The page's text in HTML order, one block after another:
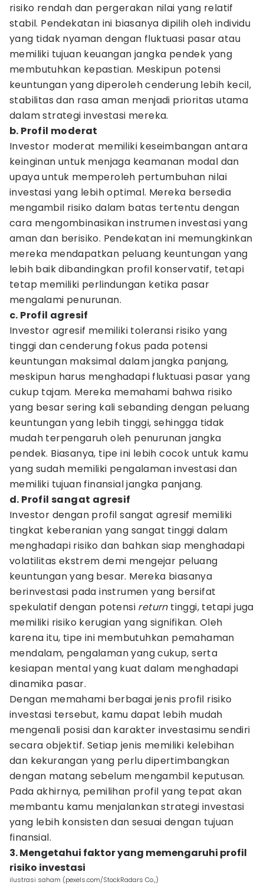
risiko rendah dan pergerakan nilai yang relatif
stabil. Pendekatan ini biasanya dipilih oleh individu
yang tidak nyaman dengan fluktuasi pasar atau
memiliki tujuan keuangan jangka pendek yang
membutuhkan kepastian. Meskipun potensi
keuntungan yang diperoleh cenderung lebih kecil,
stabilitas dan rasa aman menjadi prioritas utama
dalam strategi investasi mereka.
b. Profil moderat
Investor moderat memiliki keseimbangan antara
keinginan untuk menjaga keamanan modal dan
upaya untuk memperoleh pertumbuhan nilai
investasi yang lebih optimal. Mereka bersedia
mengambil risiko dalam batas tertentu dengan
cara mengombinasikan instrumen investasi yang
aman dan berisiko. Pendekatan ini memungkinkan
mereka mendapatkan peluang keuntungan yang
lebih baik dibandingkan profil konservatif, tetapi
tetap memiliki perlindungan ketika pasar
mengalami penurunan.
c. Profil agresif
Investor agresif memiliki toleransi risiko yang
tinggi dan cenderung fokus pada potensi
keuntungan maksimal dalam jangka panjang,
meskipun harus menghadapi fluktuasi pasar yang
cukup tajam. Mereka memahami bahwa risiko
yang besar sering kali sebanding dengan peluang
keuntungan yang lebih tinggi, sehingga tidak
mudah terpengaruh oleh penurunan jangka
pendek. Biasanya, tipe ini lebih cocok untuk kamu
yang sudah memiliki pengalaman investasi dan
memiliki tujuan finansial jangka panjang.
d. Profil sangat agresif
Investor dengan profil sangat agresif memiliki
tingkat keberanian yang sangat tinggi dalam
menghadapi risiko dan bahkan siap menghadapi
volatilitas ekstrem demi mengejar peluang
keuntungan yang besar. Mereka biasanya
berinvestasi pada instrumen yang bersifat
spekulatif dengan potensi returntinggi, tetapi juga
memiliki risiko kerugian yang signifikan. Oleh
karena itu, tipe ini membutuhkan pemahaman
mendalam, pengalaman yang cukup, serta
kesiapan mental yang kuat dalam menghadapi
dinamika pasar.
Dengan memahami berbagai jenis profil risiko
investasi tersebut, kamu dapat lebih mudah
mengenali posisi dan karakter investasimu sendiri
secara objektif. Setiap jenis memiliki kelebihan
dan kekurangan yang perlu dipertimbangkan
dengan matang sebelum mengambil keputusan.
Pada akhirnya, pemilihan profil yang tepat akan
membantu kamu menjalankan strategi investasi
yang lebih konsisten dan sesuai dengan tujuan
finansial.
3. Mengetahui faktor yang memengaruhi profil
risiko investasi
ilustrasi saham (pexels.com/StockRadars Co.,)